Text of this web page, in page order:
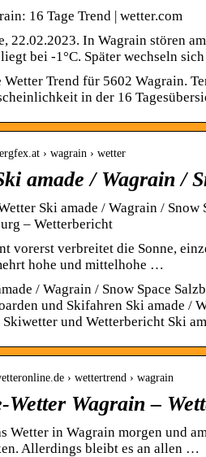
16 Tage Trend | wetter.com
22.02.2023. In Wagrain stören
bei -1°C. Später wechseln
Wetter Trend für 5602 Wagrain.
in der 16
› wagrain › wetter
amade / Wagrain /
Ski amade / Wagrain /
– Wetterbericht
vorerst verbreitet die Sonne,
hohe und mittelhohe …
/ Wagrain / Snow Space
und Skifahren Ski amade /
Skiwetter und Wetterbericht Ski
› wettertrend › wagrain
Wetter Wagrain –
Wetter in Wagrain morgen und
Allerdings bleibt es an allen …